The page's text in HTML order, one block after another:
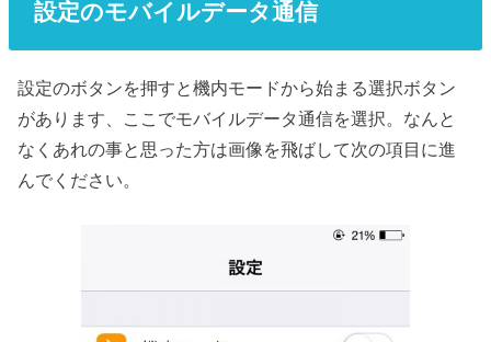
設定のモバイルデータ通信
設定のボタンを押すと機内モードから始まる選択ボタン
があります、ここでモバイルデータ通信を選択。なんと
なくあれの事と思った方は画像を飛ばして次の項目に進
んでください。